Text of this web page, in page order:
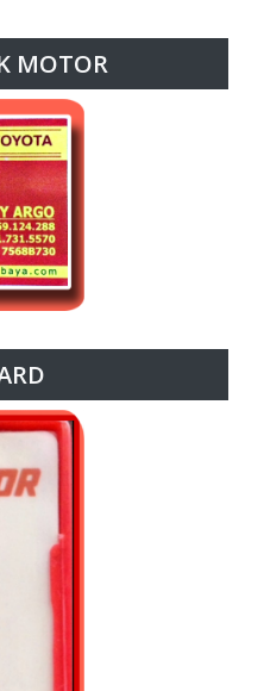
MOTOR